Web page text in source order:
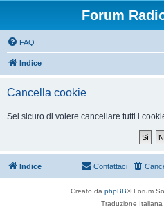
Forum
FAQ
Indice
Cancella cookie
Sei sicuro di volere cancellare tutti i
Indice Contattaci
Creato da phpBB® Forum
Traduzione Italiana